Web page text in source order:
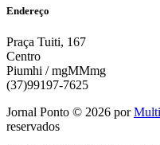
Endereço
Praça Tuiti, 167
Centro
Piumhi / mgMMmg
(37)99197-7625
Jornal Ponto © 2026 por
reservados